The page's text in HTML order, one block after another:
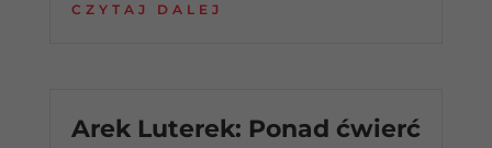
CZYTAJ DALEJ
Arek Luterek: Ponad ćwierć